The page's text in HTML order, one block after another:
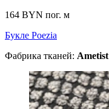
164 BYN пог. м
Букле Poezia
Фабрика тканей: Ametist